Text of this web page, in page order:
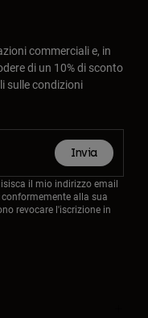
commerciali e, in
di un 10% di sconto
sulle condizioni
Invia
il mio indirizzo email
alla sua
revocare l'iscrizione in